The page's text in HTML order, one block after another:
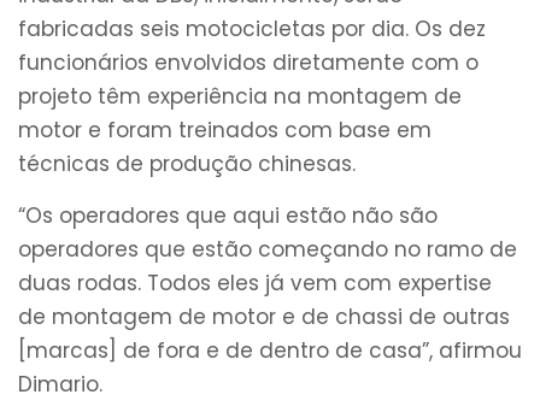
fabricadas seis motocicletas por dia. Os dez
funcionários envolvidos diretamente com o
projeto têm experiência na montagem de
motor e foram treinados com base em
técnicas de produção chinesas.
“Os operadores que aqui estão não são
operadores que estão começando no ramo de
duas rodas. Todos eles já vem com expertise
de montagem de motor e de chassi de outras
[marcas] de fora e de dentro de casa”, afirmou
Dimario.